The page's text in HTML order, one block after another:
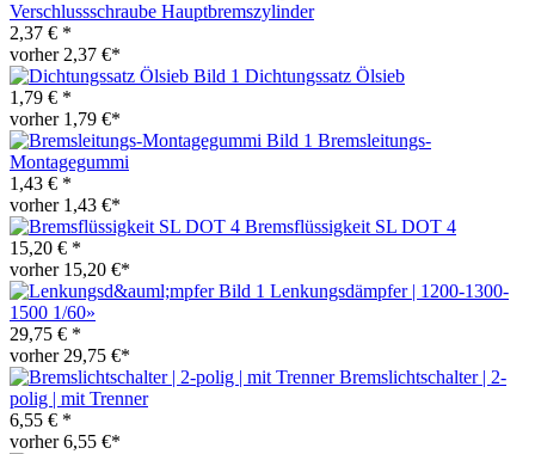
Verschlussschraube Hauptbremszylinder
2,37 € *
vorher 2,37 €*
Dichtungssatz Ölsieb
1,79 € *
vorher 1,79 €*
Bremsleitungs-
Montagegummi
1,43 € *
vorher 1,43 €*
Bremsflüssigkeit SL DOT 4
15,20 € *
vorher 15,20 €*
Lenkungsdämpfer | 1200-1300-
1500 1/60»
29,75 € *
vorher 29,75 €*
Bremslichtschalter | 2-
polig | mit Trenner
6,55 € *
vorher 6,55 €*